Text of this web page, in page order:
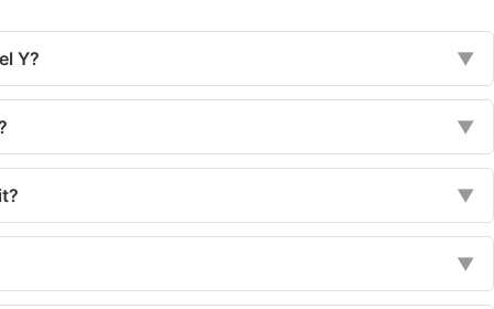
Y? ▼
▼
▼
▼